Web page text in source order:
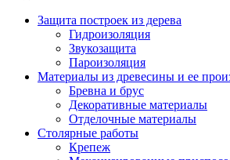
Защита построек из дерева
Гидроизоляция
Звукозащита
Пароизоляция
Материалы из древесины и ее
Бревна и брус
Декоративные материалы
Отделочные материалы
Столярные работы
Крепеж